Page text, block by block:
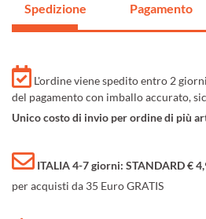
Spedizione Pagamento
L'ordine viene spedito entro 2
del pagamento con imballo accurato,
Unico costo di invio per ordine di più
ITALIA 4-7 giorni: STANDARD €
per acquisti da 35 Euro GRATIS